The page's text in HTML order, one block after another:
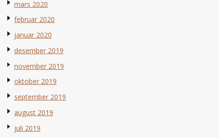
mars 2020
februar 2020
januar 2020
desember 2019
november 2019
oktober 2019
september 2019
august 2019
juli 2019